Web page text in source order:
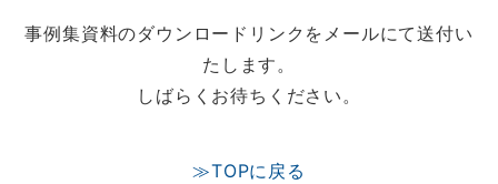
事例集資料のダウンロードリンクをメールにて送付い
たします。
しばらくお待ちください。
≫TOPに戻る